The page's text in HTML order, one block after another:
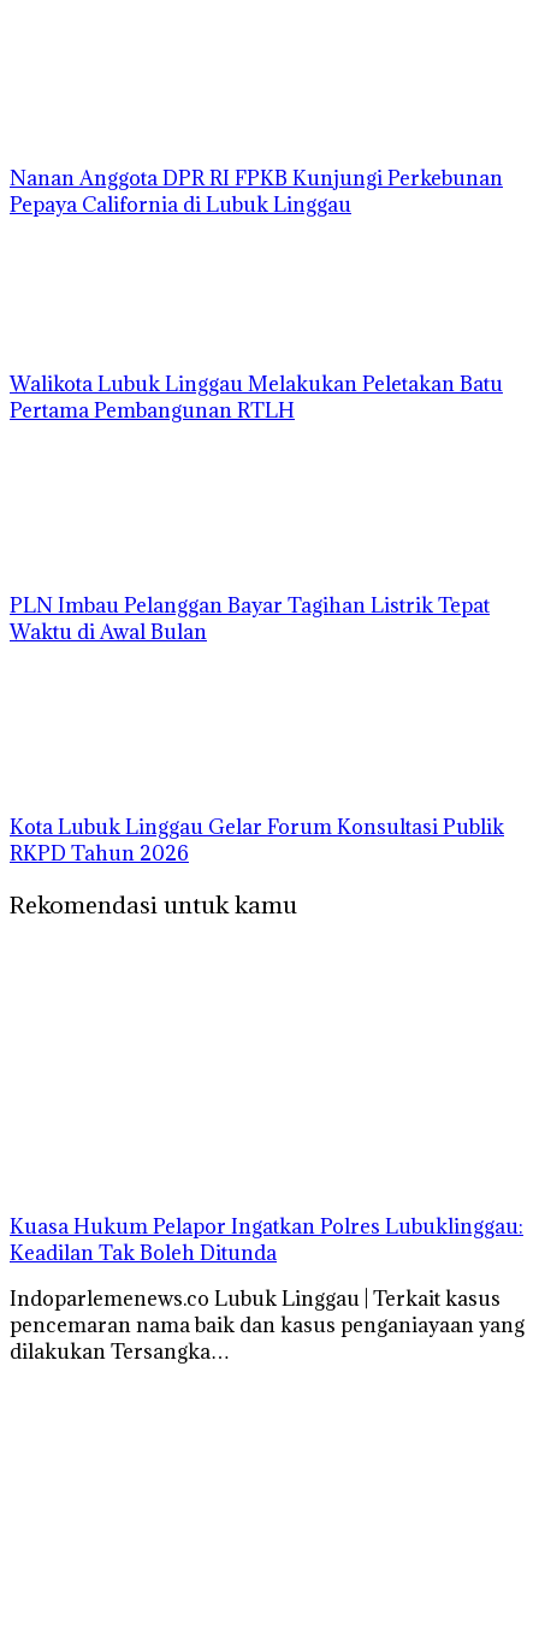
Nanan Anggota DPR RI FPKB Kunjungi Perkebunan
Pepaya California di Lubuk Linggau
Walikota Lubuk Linggau Melakukan Peletakan Batu
Pertama Pembangunan RTLH
PLN Imbau Pelanggan Bayar Tagihan Listrik Tepat
Waktu di Awal Bulan
Kota Lubuk Linggau Gelar Forum Konsultasi Publik
RKPD Tahun 2026
Rekomendasi untuk kamu
Kuasa Hukum Pelapor Ingatkan Polres Lubuklinggau:
Keadilan Tak Boleh Ditunda
Indoparlemenews.co Lubuk Linggau | Terkait kasus
pencemaran nama baik dan kasus penganiayaan yang
dilakukan Tersangka…